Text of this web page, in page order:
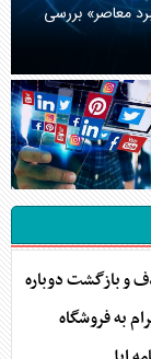
معاصر» بررسی
و بازگشت دوباره
به فروشگاه